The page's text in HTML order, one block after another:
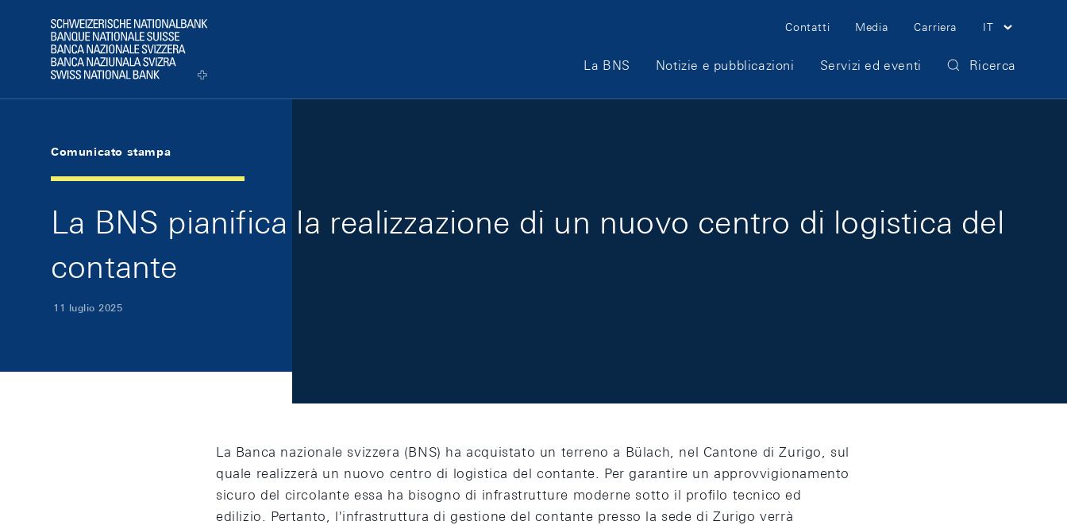
Logo
Meta Navigation
Contatti Media Carriera IT
Main Navigation
La BNS Notizie e pubblicazioni Servizi ed eventi Ricerca
Comunicato stampa
La BNS pianifica la realizzazione di un nuovo centro di logistica del
contante
11 luglio 2025
La Banca nazionale svizzera (BNS) ha acquistato un terreno a Bülach, nel Cantone di Zurigo, sul
quale realizzerà un nuovo centro di logistica del contante. Per garantire un approvvigionamento
sicuro del circolante essa ha bisogno di infrastrutture moderne sotto il profilo tecnico ed
edilizio. Pertanto, l'infrastruttura di gestione del contante presso la sede di Zurigo verrà